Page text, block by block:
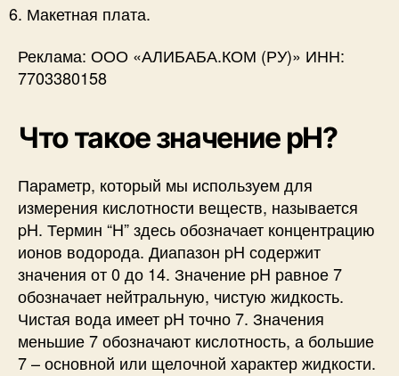
Макетная плата.
Реклама: ООО «АЛИБАБА.КОМ (РУ)» ИНН:
7703380158
Что такое значение pH?
Параметр, который мы используем для
измерения кислотности веществ, называется
pH. Термин “H” здесь обозначает концентрацию
ионов водорода. Диапазон pH содержит
значения от 0 до 14. Значение pH равное 7
обозначает нейтральную, чистую жидкость.
Чистая вода имеет pH точно 7. Значения
меньшие 7 обозначают кислотность, а большие
7 – основной или щелочной характер жидкости.